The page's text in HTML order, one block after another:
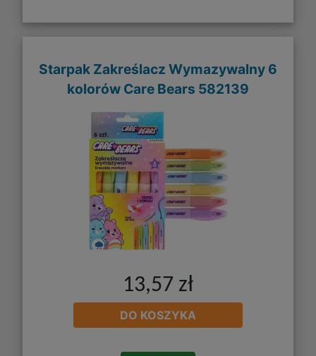
Starpak Zakreślacz Wymazywalny 6
kolorów Care Bears 582139
13,57 zł
DO KOSZYKA